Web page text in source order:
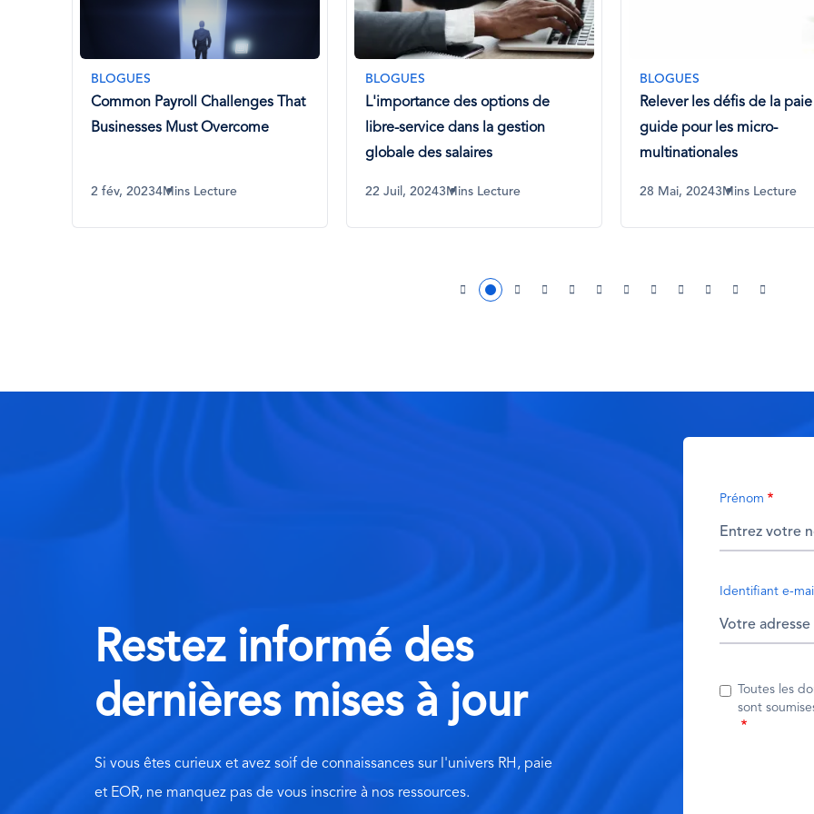
BLOGUES
L'importance des options de
libre-service dans la gestion
22 Juil, 20243Mins Lecture
BLOGUES
Relever les défis de la paie : Un
guide pour les micro-
multinationales
28 Mai, 20243Mins Lecture
BLOGUES
Franchir les frontières,
obstacles de la conformité :
Trouver l...
12 Juil, 20243Mins Lecture
Restez informé des
dernières mises à jour
Si vous êtes curieux et avez soif de connaissances sur l'univers RH, paie
et EOR, ne manquez pas de vous inscrire à nos ressources.
Prénom
Identifiant e-mail
Toutes les
sont